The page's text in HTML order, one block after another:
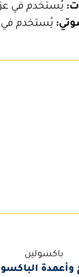
يُستخدم في
يُستخدم في
وأعمدة